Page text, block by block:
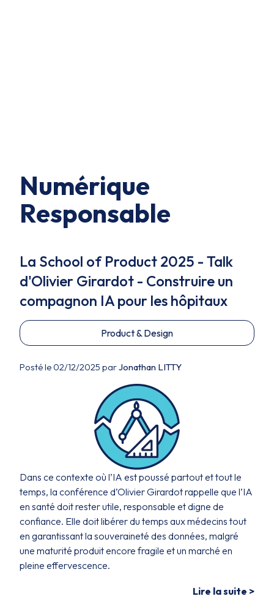
Numérique
Responsable
La School of Product 2025 - Talk
d'Olivier Girardot - Construire un
compagnon IA pour les hôpitaux
Product & Design
Posté le 02/12/2025 parJonathan LITTY
Dans ce contexte où l’IA est poussé partout et tout le
temps, la conférence d’Olivier Girardot rappelle que l’IA
en santé doit rester utile, responsable et digne de
confiance. Elle doit libérer du temps aux médecins tout
en garantissant la souveraineté des données, malgré
une maturité produit encore fragile et un marché en
pleine effervescence.
Lire la suite >